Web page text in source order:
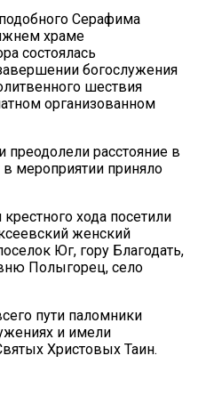
Серафима
храме
состоялась
богослужения
шествия
организованном
преодолели расстояние в
мероприятии приняло
хода посетили
женский
Юг, гору Благодать,
Полыгорец, село
пути паломники
и имели
Христовых Таин.